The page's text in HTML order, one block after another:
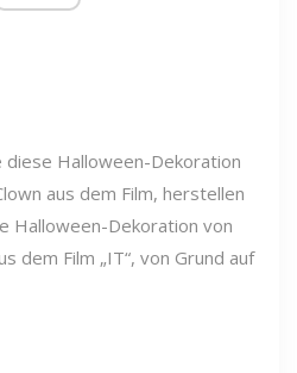
Halloween-Dekoration von
dem Film „IT“, von Grund auf